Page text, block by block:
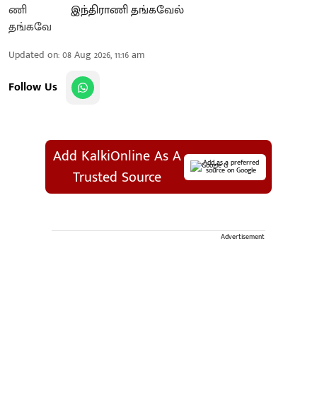
இந்திராணி தங்கவேல்
Updated on:08 Aug 2026, 11:16 am
Follow Us
Add KalkiOnline As A
Trusted Source
Add as a preferred
source on Google
Advertisement